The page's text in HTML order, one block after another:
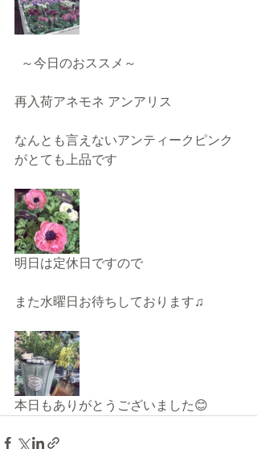
  ～今日のおススメ～
再入荷アネモネ アンアリス
なんとも言えないアンティークピンク
がとても上品です
明日は定休日ですので
また水曜日お待ちしております♫
本日もありがとうございました😊